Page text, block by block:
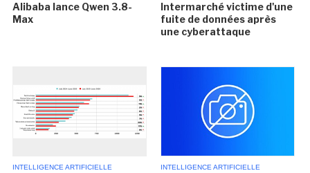
Alibaba lance Qwen 3.8-
Max
Intermarché victime d'une
fuite de données après
une cyberattaque
INTELLIGENCE ARTIFICIELLE INTELLIGENCE ARTIFICIELLE